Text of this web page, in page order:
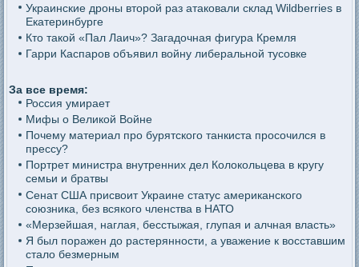
Украинские дроны второй раз атаковали склад Wildberries в
Екатеринбурге
Кто такой «Пал Лаич»? Загадочная фигура Кремля
Гарри Каспаров объявил войну либеральной тусовке
За все время:
Россия умирает
Мифы о Великой Войне
Почему материал про бурятского танкиста просочился в
прессу?
Портрет министра внутренних дел Колокольцева в кругу
семьи и братвы
Сенат США присвоит Украине статус американского
союзника, без всякого членства в НАТО
«Мерзейшая, наглая, бесстыжая, глупая и алчная власть»
Я был поражен до растерянности, а уважение к восставшим
стало безмерным